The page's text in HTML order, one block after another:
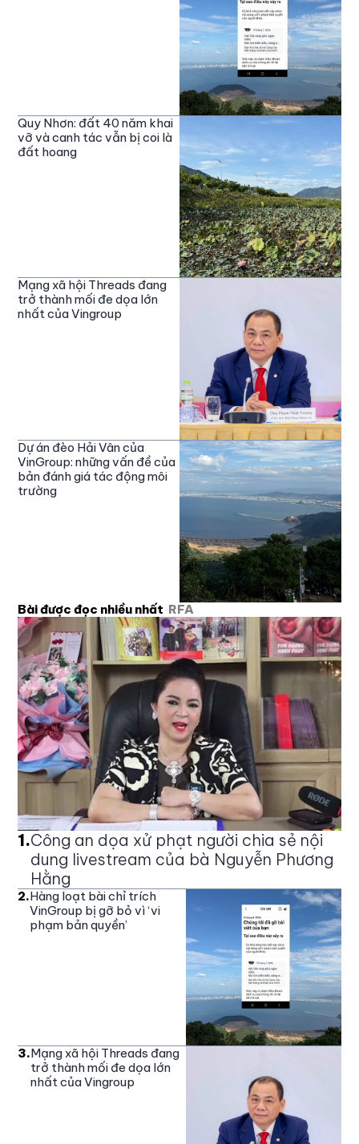
Quy Nhơn: đất 40 năm khai
vỡ và canh tác vẫn bị coi là
đất hoang
Mạng xã hội Threads đang
trở thành mối đe dọa lớn
nhất của Vingroup
Dự án đèo Hải Vân của
VinGroup: những vấn đề của
bản đánh giá tác động môi
trường
Bài được đọc nhiều nhất RFA
1.Công an dọa xử phạt người chia sẻ nội
dung livestream của bà Nguyễn Phương
Hằng
2.Hàng loạt bài chỉ trích
VinGroup bị gỡ bỏ vì ‘vi
phạm bản quyền’
3.Mạng xã hội Threads đang
trở thành mối đe dọa lớn
nhất của Vingroup